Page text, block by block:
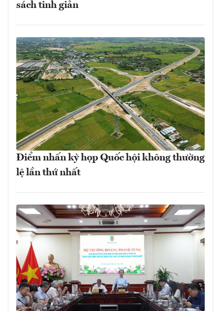
sách tinh giản
Điểm nhấn kỳ họp Quốc hội không thường
lệ lần thứ nhất